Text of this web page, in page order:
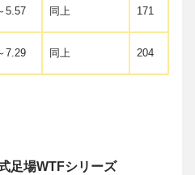
5.57 同上 171
7.29 同上 204
足場WTFシリーズ